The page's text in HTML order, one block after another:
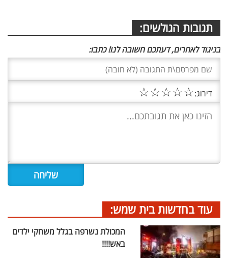
תגובות הגולשים:
בניגוד לאחרים, דעתכם חשובה לנו! כתבו:
דירוג:☆
☆
☆
☆
☆
עוד בחדשות בית שמש:
המכולת נשרפה בגלל משחקי ילדים
באש!!!!